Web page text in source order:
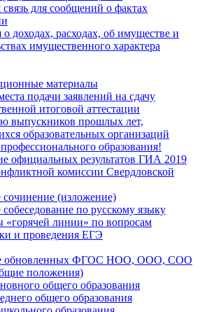
для сообщений о фактах
доходах, расходах, об имуществе и
имущественного характера
материалы
подачи заявлений на сдачу
итоговой аттестации
выпускников прошлых лет,
образовательных организаций
образования!
официальных результатов ГИА 2019
комиссии Свердловской
сочинение (изложение)
по русскому языку
«горячей линии» по вопросам
и проведения ЕГЭ
обновленных ФГОС НОО, ООО, СОО
положения)
общего образования
общего образования